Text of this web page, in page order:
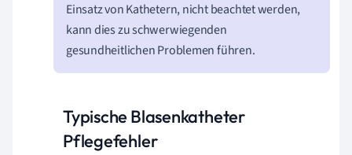
Einsatz von Kathetern, nicht beachtet werden,
kann dies zu schwerwiegenden
gesundheitlichen Problemen führen.
Typische Blasenkatheter
Pflegefehler